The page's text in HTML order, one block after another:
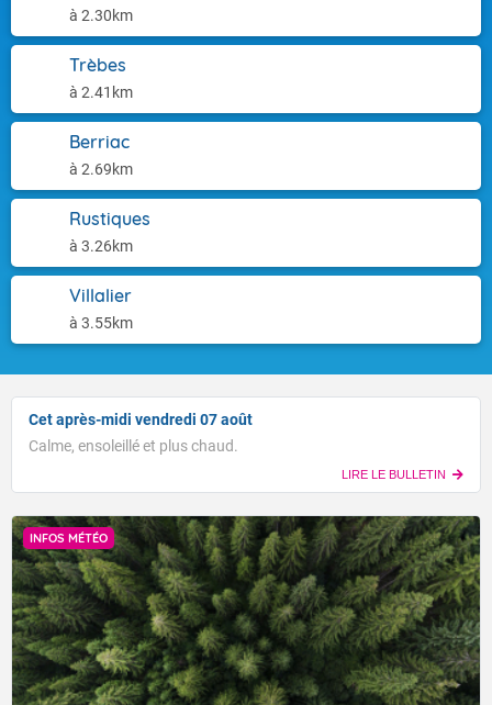
à 2.30km
Trèbes
à 2.41km
Berriac
à 2.69km
Rustiques
à 3.26km
Villalier
à 3.55km
Cet après-midi vendredi 07 août
Calme, ensoleillé et plus chaud.
LIRE LE BULLETIN
INFOS MÉTÉO